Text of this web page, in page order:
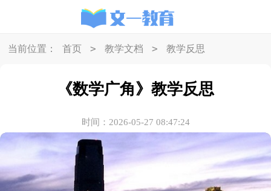
当前位置： 首页 > 教学文档 > 教学反思
《数学广角》教学反思
时间：2026-05-27 08:47:24